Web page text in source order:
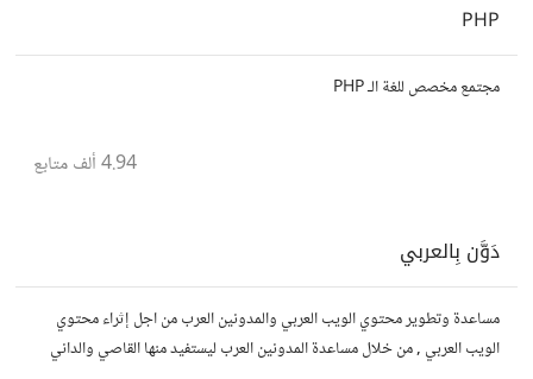
PHP
مجتمع مخصص للغة الـ PHP
4.94 ألف متابع
دَوَّن بِالعربي
مساعدة وتطوير محتوي الويب العربي والمدونين العرب من اجل إثراء محتوي
الويب العربي , من خلال مساعدة المدونين العرب ليستفيد منها القاصي والداني